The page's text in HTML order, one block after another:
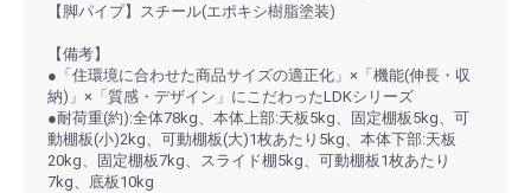
【脚パイプ】スチール(エポキシ樹脂塗装)
【備考】
●「住環境に合わせた商品サイズの適正化」×「機能(伸長・収
納)」×「質感・デザイン」にこだわったLDKシリーズ
●耐荷重(約):全体78kg、本体上部:天板5kg、固定棚板5kg、可
動棚板(小)2kg、可動棚板(大)1枚あたり5kg、本体下部:天板
20kg、固定棚板7kg、スライド棚5kg、可動棚板1枚あたり
7kg、底板10kg